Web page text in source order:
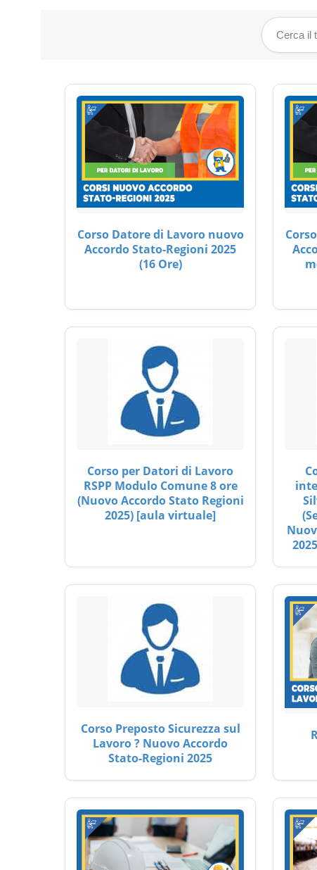
Corso Datore di Lavoro nuovo
Accordo Stato-Regioni 2025
(16 Ore)
Corso per Datori di Lavoro
RSPP Modulo Comune 8 ore
(Nuovo Accordo Stato Regioni
2025) [aula virtuale]
Corso Preposto Sicurezza sul
Lavoro ? Nuovo Accordo
Stato-Regioni 2025